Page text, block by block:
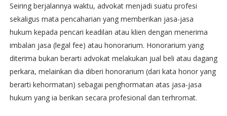
Seiring berjalannya waktu, advokat menjadi suatu profesi
sekaligus mata pencaharian yang memberikan jasa-jasa
hukum kepada pencari keadilan atau klien dengan menerima
imbalan jasa (legal fee) atau honorarium. Honorarium yang
diterima bukan berarti advokat melakukan jual beli atau dagang
perkara, melainkan dia diberi honorarium (dari kata honor yang
berarti kehormatan) sebagai penghormatan atas jasa-jasa
hukum yang ia berikan secara profesional dan terhromat.